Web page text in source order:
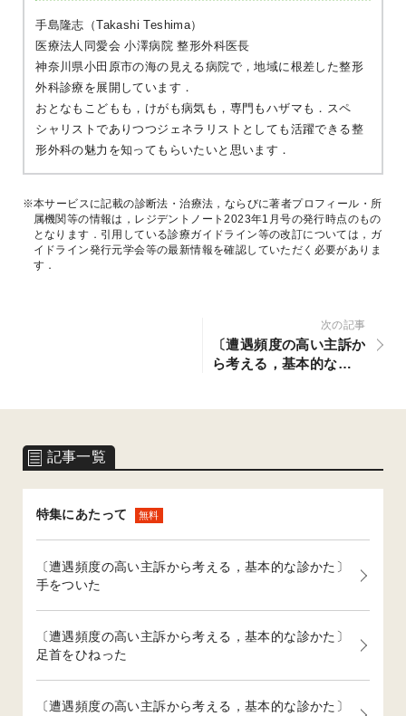
記事一覧
特集にあたって 無料
〔遭遇頻度の高い主訴から考える，基本的な診かた〕
手をついた
〔遭遇頻度の高い主訴から考える，基本的な診かた〕
足首をひねった
〔遭遇頻度の高い主訴から考える，基本的な診かた〕
手島隆志（Takashi Teshima）
医療法人同愛会 小澤病院 整形外科医長
神奈川県小田原市の海の見える病院で，地域に根差した整形
外科診療を展開しています．
おとなもこどもも，けがも病気も，専門もハザマも．スペ
シャリストでありつつジェネラリストとしても活躍できる整
形外科の魅力を知ってもらいたいと思います．
※本サービスに記載の診断法・治療法，ならびに著者プロフィール・所
属機関等の情報は，レジデントノート2023年1月号の発行時点のもの
となります．引用している診療ガイドライン等の改訂については，ガ
イドライン発行元学会等の最新情報を確認していただく必要がありま
す．
次の記事
〔遭遇頻度の高い主訴か
ら考える，基本的な診か